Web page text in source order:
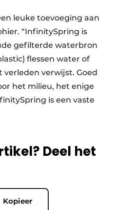
leuke toevoeging aan
“InfinitySpring is
gefilterde waterbron
flessen water of
verwijst. Goed
het milieu, het enige
is een vaste
Deel het
Kopieer